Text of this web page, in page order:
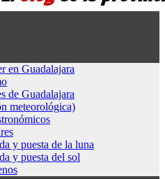
en Guadalajara
de Guadalajara
meteorológica)
y puesta de la luna
y puesta del sol